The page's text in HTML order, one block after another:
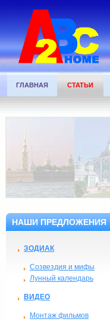
ГЛАВНАЯ СТАТЬИ
НАШИ ПРЕДЛОЖЕНИЯ
ЗОДИАК
Созвездия и мифы
Лунный календарь
ВИДЕО
Монтаж фильмов